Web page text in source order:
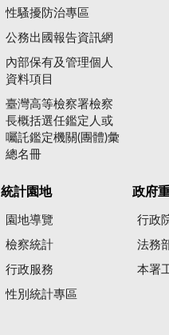
性騷擾防治專區
公務出國報告資訊網
內部保有及管理個人
資料項目
臺灣高等檢察署檢察
長概括選任鑑定人或
囑託鑑定機關(團體)彙
總名冊
統計園地
園地導覽
檢察統計
行政服務
性別統計專區
政府
行政
法務
本署